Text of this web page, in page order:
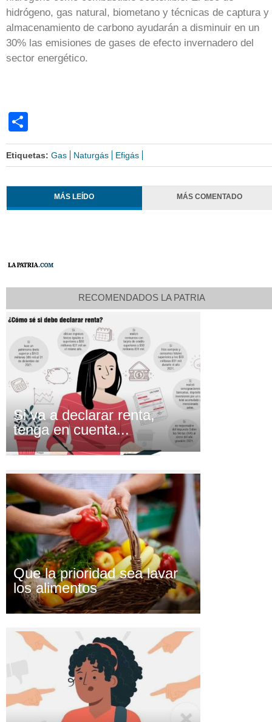
hidrógeno, gas natural, biometano y técnicas de captura y
almacenamiento de carbono ayudarán a disminuir en un
30% las emisiones de gases de efecto invernadero del
sector energético.
Etiquetas: Gas Naturgás Efigás
MÁS LEÍDO MÁS COMENTADO
RECOMENDADOS LA PATRIA
Si va a declarar renta,
tenga en cuenta...
Que la prioridad sea lavar
los alimentos